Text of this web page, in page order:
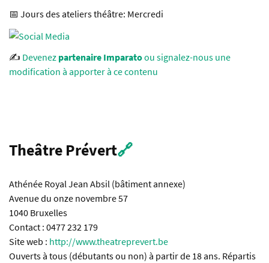
📅 Jours des ateliers théâtre: Mercredi
✍️ Devenez partenaire Imparatoou signalez-nous une
modification à apporter à ce contenu
Theâtre Prévert🔗
Athénée Royal Jean Absil (bâtiment annexe)
Avenue du onze novembre 57
1040 Bruxelles
Contact : 0477 232 179
Site web : http://www.theatreprevert.be
Ouverts à tous (débutants ou non) à partir de 18 ans. Répartis